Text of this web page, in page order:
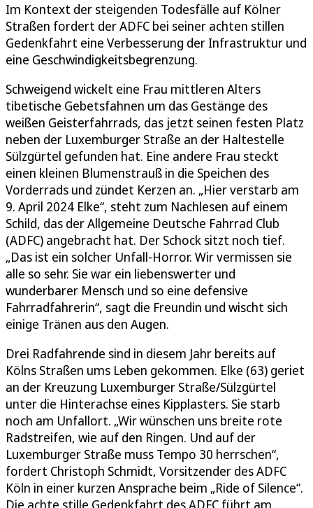
Im Kontext der steigenden Todesfälle auf Kölner
Straßen fordert der ADFC bei seiner achten stillen
Gedenkfahrt eine Verbesserung der Infrastruktur und
eine Geschwindigkeitsbegrenzung.
Schweigend wickelt eine Frau mittleren Alters
tibetische Gebetsfahnen um das Gestänge des
weißen Geisterfahrrads, das jetzt seinen festen Platz
neben der Luxemburger Straße an der Haltestelle
Sülzgürtel gefunden hat. Eine andere Frau steckt
einen kleinen Blumenstrauß in die Speichen des
Vorderrads und zündet Kerzen an. „Hier verstarb am
9. April 2024 Elke“, steht zum Nachlesen auf einem
Schild, das der Allgemeine Deutsche Fahrrad Club
(ADFC) angebracht hat. Der Schock sitzt noch tief.
„Das ist ein solcher Unfall-Horror. Wir vermissen sie
alle so sehr. Sie war ein liebenswerter und
wunderbarer Mensch und so eine defensive
Fahrradfahrerin“, sagt die Freundin und wischt sich
einige Tränen aus den Augen.
Drei Radfahrende sind in diesem Jahr bereits auf
Kölns Straßen ums Leben gekommen. Elke (63) geriet
an der Kreuzung Luxemburger Straße/Sülzgürtel
unter die Hinterachse eines Kipplasters. Sie starb
noch am Unfallort. „Wir wünschen uns breite rote
Radstreifen, wie auf den Ringen. Und auf der
Luxemburger Straße muss Tempo 30 herrschen“,
fordert Christoph Schmidt, Vorsitzender des ADFC
Köln in einer kurzen Ansprache beim „Ride of Silence“.